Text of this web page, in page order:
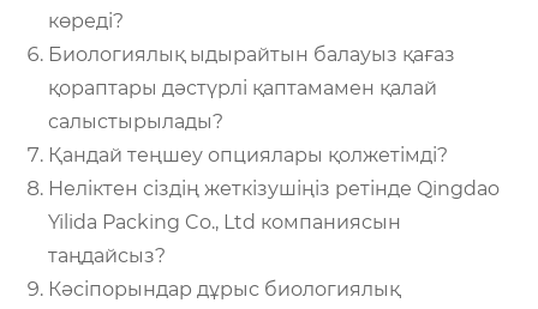
көреді?
Биологиялық ыдырайтын балауыз қағаз
қораптары дәстүрлі қаптамамен қалай
салыстырылады?
Қандай теңшеу опциялары қолжетімді?
Неліктен сіздің жеткізушіңіз ретінде Qingdao
Yilida Packing Co., Ltd компаниясын
таңдайсыз?
Кәсіпорындар дұрыс биологиялық